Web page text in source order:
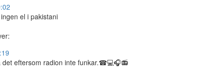
el i pakistani
det eftersom radion inte funkar.☎💻🎧📻